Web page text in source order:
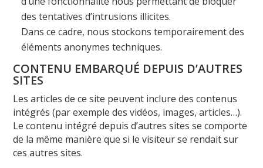
des tentatives d’intrusions illicites.
Dans ce cadre, nous stockons temporairement des
éléments anonymes techniques.
CONTENU EMBARQUÉ DEPUIS D’AUTRES
SITES
Les articles de ce site peuvent inclure des contenus
intégrés (par exemple des vidéos, images, articles…).
Le contenu intégré depuis d’autres sites se comporte
de la même manière que si le visiteur se rendait sur
ces autres sites.